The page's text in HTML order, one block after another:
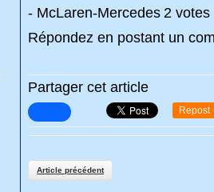
- McLaren-Mercedes 2 votes
Répondez en postant un
Partager cet article
Repost
Article précédent